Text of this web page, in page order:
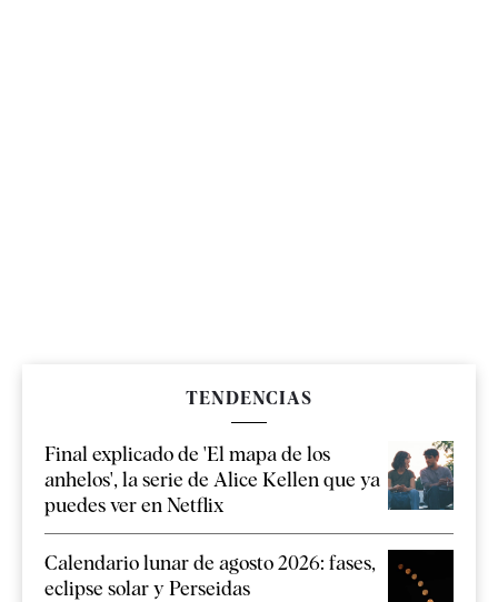
TENDENCIAS
Final explicado de 'El mapa de los
anhelos', la serie de Alice Kellen que ya
puedes ver en Netflix
Calendario lunar de agosto 2026: fases,
eclipse solar y Perseidas